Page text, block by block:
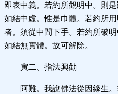
即表中義。若約所觀明中。則
如結中虛。惟是巾體。若約所
者。須從中間下手。若約所破
如結無實體。故可解除。
寅二、指法興勸
阿難。我說佛法從因緣生